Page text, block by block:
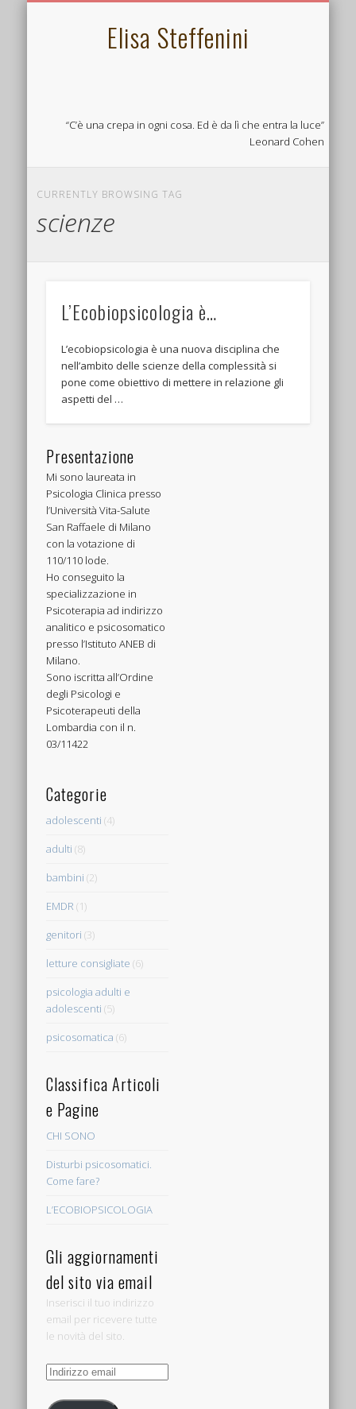
Elisa Steffenini
“C’è una crepa in ogni cosa. Ed è da lì che entra la luce”
Leonard Cohen
CURRENTLY BROWSING TAG
scienze
L’Ecobiopsicologia è…
L’ecobiopsicologia è una nuova disciplina che
nell’ambito delle scienze della complessità si
pone come obiettivo di mettere in relazione gli
aspetti del …
Presentazione
Mi sono laureata in
Psicologia Clinica presso
l’Università Vita-Salute
San Raffaele di Milano
con la votazione di
110/110 lode.
Ho conseguito la
specializzazione in
Psicoterapia ad indirizzo
analitico e psicosomatico
presso l’Istituto ANEB di
Milano.
Sono iscritta all’Ordine
degli Psicologi e
Psicoterapeuti della
Lombardia con il n.
03/11422
Categorie
adolescenti (4)
adulti (8)
bambini (2)
EMDR (1)
genitori (3)
letture consigliate (6)
psicologia adulti e
adolescenti (5)
psicosomatica (6)
Classifica Articoli
e Pagine
CHI SONO
Disturbi psicosomatici.
Come fare?
L’ECOBIOPSICOLOGIA
Gli aggiornamenti
del sito via email
Inserisci il tuo indirizzo
email per ricevere tutte
le novità del sito.
Indirizzo